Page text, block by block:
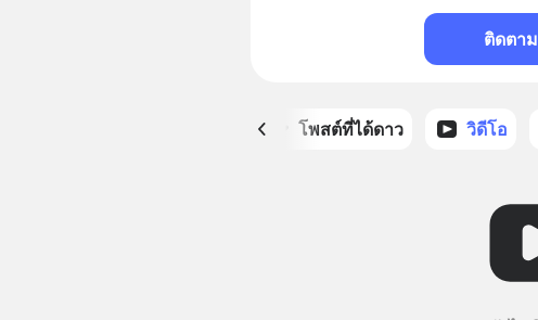
ติดตาม
โพสต์ที่ได้ดาว วิดีโอ